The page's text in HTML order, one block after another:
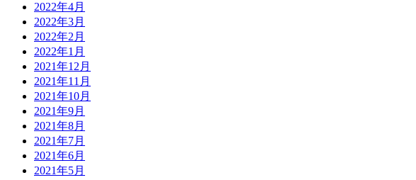
2022年4月
2022年3月
2022年2月
2022年1月
2021年12月
2021年11月
2021年10月
2021年9月
2021年8月
2021年7月
2021年6月
2021年5月